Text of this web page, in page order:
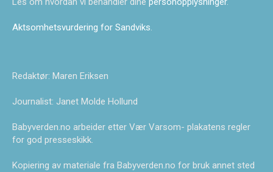
Aktsomhetsvurdering for Sandviks.
Redaktør: Maren Eriksen
Journalist: Janet Molde Hollund
Babyverden.no arbeider etter Vær Varsom- plakatens regler
for god presseskikk.
Kopiering av materiale fra Babyverden.no for bruk annet sted